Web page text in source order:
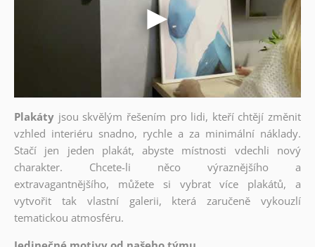
Plakáty jsou skvělým řešením pro lidi, kteří chtějí změnit
vzhled interiéru snadno, rychle a za minimální náklady.
Stačí jen jeden plakát, abyste místnosti vdechli nový
charakter. Chcete-li něco výraznějšího a
extravagantnějšího, můžete si vybrat více plakátů, a
vytvořit tak vlastní galerii, která zaručeně vykouzlí
tematickou atmosféru.